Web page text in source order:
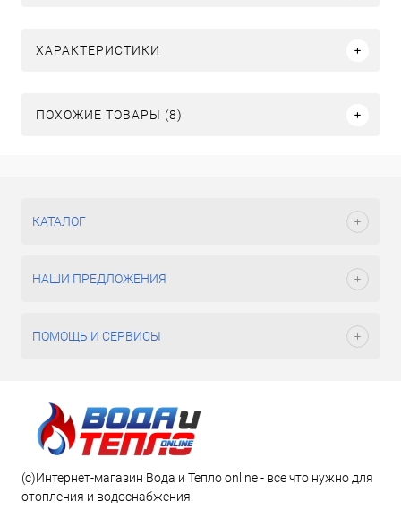
ХАРАКТЕРИСТИКИ
ПОХОЖИЕ ТОВАРЫ (8)
КАТАЛОГ
НАШИ ПРЕДЛОЖЕНИЯ
ПОМОЩЬ И СЕРВИСЫ
(c)Интернет-магазин Вода и Тепло online - все что нужно для
отопления и водоснабжения!